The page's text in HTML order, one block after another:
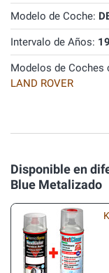
Modelo de Coche:
Intervalo de Años:
Modelos de Coches
LAND ROVER
Disponible en
Blue Metalizado